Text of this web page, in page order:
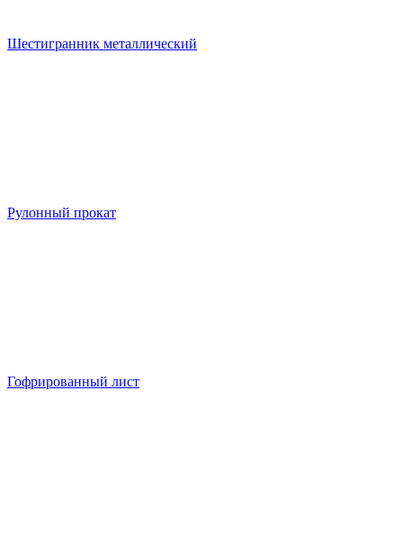
Шестигранник металлический
Рулонный прокат
Гофрированный лист